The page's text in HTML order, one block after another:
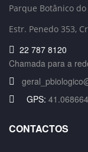
Parque Botânico
Estr. Penedo 353,
22 787 8120
Chamada para a
GPS:
CONTACTOS